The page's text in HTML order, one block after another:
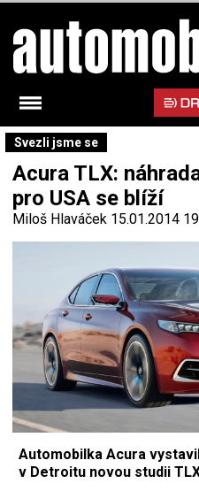
Svezli jsme se
Acura TLX:
pro USA se blíží
Miloš Hlaváček 15.01.2014
Automobilka Acura
v Detroitu novou studii